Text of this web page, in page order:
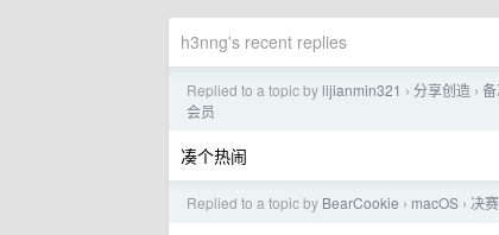
h3nng's recent replies
Replied to a topic by lijianmin321 › 分享创造 ›
会员
凑个热闹
Replied to a topic by BearCookie › macOS › 决